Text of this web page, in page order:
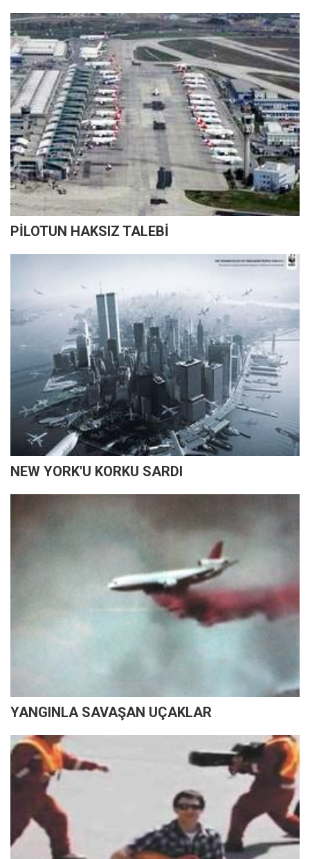
PİLOTUN HAKSIZ TALEBİ
NEW YORK'U KORKU SARDI
YANGINLA SAVAŞAN UÇAKLAR